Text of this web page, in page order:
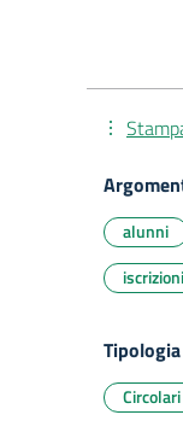
alunni
iscrizioni
Tipologia